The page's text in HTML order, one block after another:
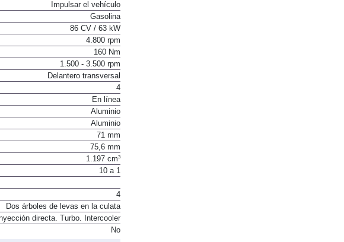
Impulsar el vehículo
Gasolina
86 CV / 63 kW
4.800 rpm
160 Nm
1.500 - 3.500 rpm
Delantero transversal
4
En línea
Aluminio
Aluminio
71 mm
75,6 mm
1.197 cm³
4
Dos árboles de levas en la culata
Inyección directa. Turbo. Intercooler